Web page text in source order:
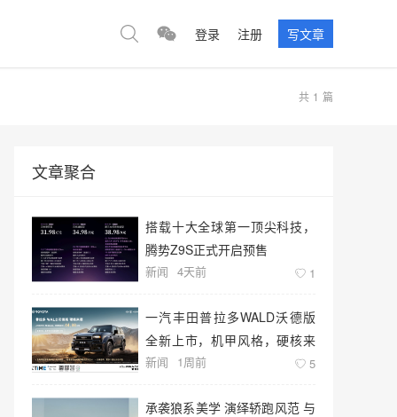
登录 注册 写文章
共 1 篇
文章聚合
搭载十大全球第一顶尖科技，
腾势Z9S正式开启预售
新闻 4天前 1
一汽丰田普拉多WALD沃德版
全新上市，机甲风格，硬核来
袭！
新闻 1周前 5
承袭狼系美学 演绎轿跑风范 与